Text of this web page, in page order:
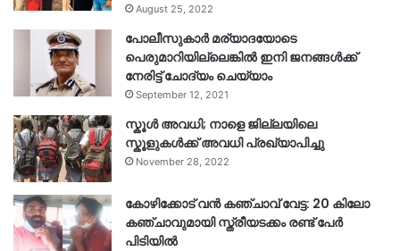
August 25, 2022
പോലീസുകാര്‍ മര്യാദയോടെ
പെരുമാറിയില്ലെങ്കില്‍ ഇനി ജനങ്ങള്‍ക്ക്
നേരിട്ട് ചോദ്യം ചെയ്യാം
September 12, 2021
സ്കൂൾ അവധി; നാളെ ജില്ലയിലെ
സ്കൂളുകൾക്ക് അവധി പ്രഖ്യാപിച്ചു
November 28, 2022
കോഴിക്കോട് വൻ കഞ്ചാവ് വേട്ട: 20 കിലോ
കഞ്ചാവുമായി സ്ത്രീയടക്കം രണ്ട് പേർ
പിടിയിൽ